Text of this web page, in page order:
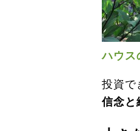
ハウス
投資で
信念と